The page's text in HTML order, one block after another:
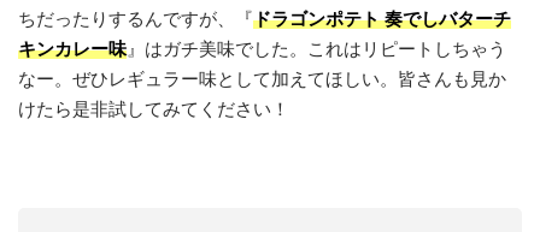
ちだったりするんですが、『ドラゴンポテト 奏でしバターチ
キンカレー味 』はガチ美味でした。これはリピートしちゃう
なー。ぜひレギュラー味として加えてほしい。皆さんも見か
けたら是非試してみてください！